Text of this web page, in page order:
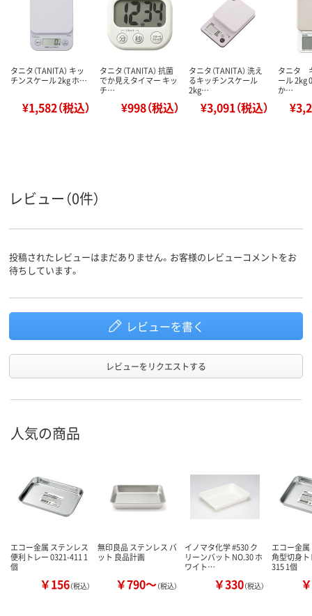
タニタ（TANITA） キッ
チンスケール 2kg ホ…
¥1,582（税込）
タニタ（TANITA） 抗菌
でか見えタイマー キッ
チ…
¥998（税込）
タニタ（TANITA） 洗え
るキッチンスケール
2kg…
¥3,091（税込）
タニタ
ール 2kg
か…
レビュー（0件）
投稿されたレビューはまだありません。お客様のレビューコメントをお
待ちしています。
レビューを書く
レビューをリクエストする
人気の商品
エコー金属 ステンレス
便利トレー 0321-411 1
個
￥156（税込）
無印良品 ステンレス バ
ット 良品計画
￥790～（税込）
イノマタ化学 #530 ク
リーンバット NO.30 ホ
ワイト…
￥330（税込）
エコー金
角型切身ト
315 1個